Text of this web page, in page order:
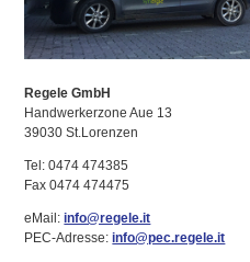
Regele GmbH
Handwerkerzone Aue 13
39030 St.Lorenzen
Tel: 0474 474385
Fax 0474 474475
eMail:info@regele.it
PEC-Adresse:info@pec.regele.it